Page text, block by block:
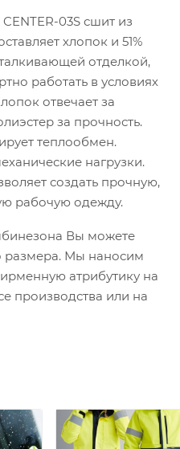
03S сшит из
хлопок и 51%
отделкой,
работать в условиях
отвечает за
за прочность.
теплообмен.
нагрузки.
создать прочную,
рабочую одежду.
Вы можете
размера. Мы наносим
атрибутику на
производства или на